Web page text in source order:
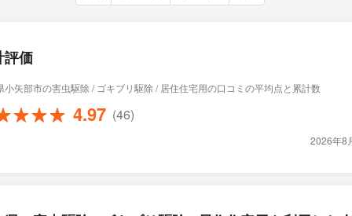
評価
小矢部市の害虫駆除 / ゴキブリ駆除 / 居住住宅用の口コミの平均点と累計数
4.97 (46)
2026年8